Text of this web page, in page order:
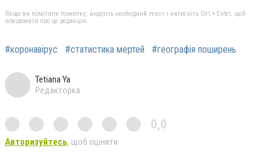
Якщо ви помітили помилку, виділіть необхідний текст і натисніть Ctrl + Enter, щоб
повідомити про це редакцію
#коронавірус #статистика мертей #географія поширень
Tetiana Ya
Редакторка
0,0
Авторизуйтесь, щоб оцінити